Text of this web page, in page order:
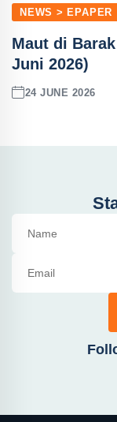
NEWS > EPAPER
Maut di
Juni 2026)
24 JUNE 2026